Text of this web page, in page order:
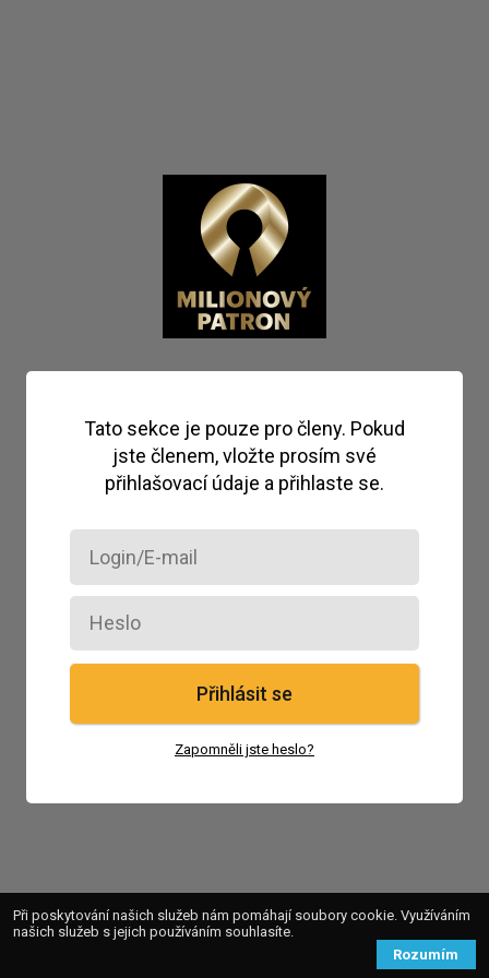
Tato sekce je pouze pro členy. Pokud
jste členem, vložte prosím své
přihlašovací údaje a přihlaste se.
Přihlásit se
Zapomněli jste heslo?
Při poskytování našich služeb nám pomáhají soubory cookie. Využíváním
našich služeb s jejich používáním souhlasíte.
Rozumím